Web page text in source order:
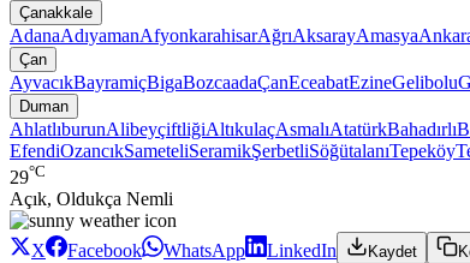
Çanakkale
AdanaAdıyamanAfyonkarahisarAğrıAksarayAmasya
Çan
AyvacıkBayramiçBigaBozcaadaÇanEceabatEzineGelibolu
Duman
AhlatlıburunAlibeyçiftliğiAltıkulaçAsmalıAtatürkBahadırlı
EfendiOzancıkSameteliSeramikŞerbetliSöğütalanıTepeköy
29°C
Açık, Oldukça Nemli
X Facebook WhatsApp LinkedIn Kaydet